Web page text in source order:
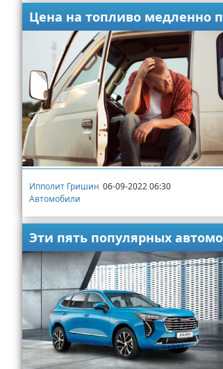
Цена на топливо медленно
Ипполит Гришин 06-09-2022 06:30
Автомобили
Эти пять популярных